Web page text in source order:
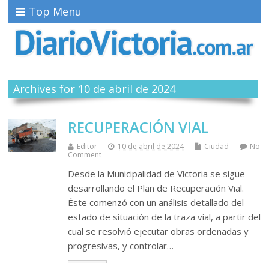
Top Menu
Archives for 10 de abril de 2024
RECUPERACIÓN VIAL
Editor 10 de abril de 2024 Ciudad
No
Comment
Desde la Municipalidad de Victoria se sigue
desarrollando el Plan de Recuperación Vial.
Éste comenzó con un análisis detallado del
estado de situación de la traza vial, a partir del
cual se resolvió ejecutar obras ordenadas y
progresivas, y controlar…